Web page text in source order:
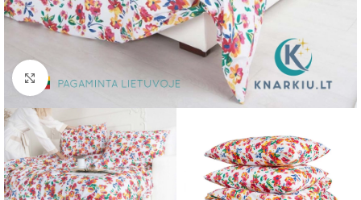
Padidinti